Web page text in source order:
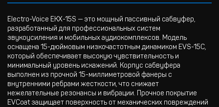
Electro-Voice EKX-15S — это мощный пассивный сабвуфер,
разработанный для профессиональных систем
звукоусиления и мобильных аудиокомплексов. Модель
оснащена 15-дюймовым низкочастотным динамиком EVS-15C,
который обеспечивает высокую чувствительность и
минимальный уровень искажений. Корпус сабвуфера
выполнен из прочной 15-миллиметровой фанеры с
внутренними ребрами жесткости, что снижает
нежелательные резонансы и вибрации. Прочное покрытие
EVCoat защищает поверхность от механических повреждений